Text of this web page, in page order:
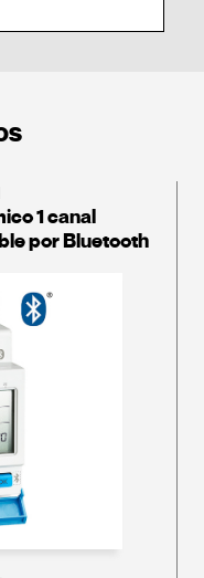
1 canal
por Bluetooth